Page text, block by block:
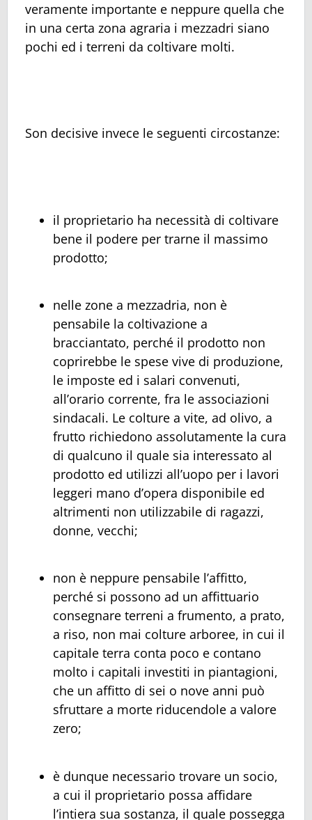
veramente importante e neppure quella che
in una certa zona agraria i mezzadri siano
pochi ed i terreni da coltivare molti.
Son decisive invece le seguenti circostanze:
il proprietario ha necessità di coltivare
bene il podere per trarne il massimo
prodotto;
nelle zone a mezzadria, non è
pensabile la coltivazione a
bracciantato, perché il prodotto non
coprirebbe le spese vive di produzione,
le imposte ed i salari convenuti,
all’orario corrente, fra le associazioni
sindacali. Le colture a vite, ad olivo, a
frutto richiedono assolutamente la cura
di qualcuno il quale sia interessato al
prodotto ed utilizzi all’uopo per i lavori
leggeri mano d’opera disponibile ed
altrimenti non utilizzabile di ragazzi,
donne, vecchi;
non è neppure pensabile l’affitto,
perché si possono ad un affittuario
consegnare terreni a frumento, a prato,
a riso, non mai colture arboree, in cui il
capitale terra conta poco e contano
molto i capitali investiti in piantagioni,
che un affitto di sei o nove anni può
sfruttare a morte riducendole a valore
zero;
è dunque necessario trovare un socio,
a cui il proprietario possa affidare
l’intiera sua sostanza, il quale possegga